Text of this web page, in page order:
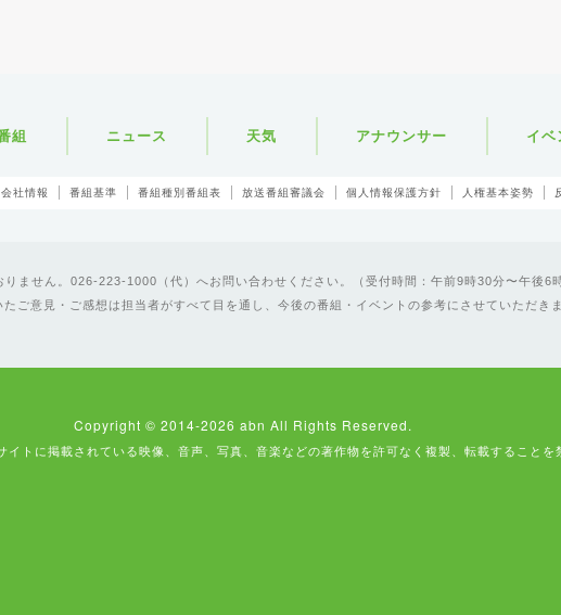
組 ニュース 天気 アナウンサー イベ
会社情報 番組基準 番組種別番組表 放送番組審議会 個人情報保護方針 人権基本姿勢
ません。026-223-1000（代）へお問い合わせください。（受付時間：午前9時30分〜午後6
たご意見・ご感想は担当者がすべて目を通し、今後の番組・イベントの参考にさせていただき
Copyright © 2014-2026 abn All Rights Reserved.
イトに掲載されている映像、音声、写真、音楽などの著作物を許可なく複製、転載することを